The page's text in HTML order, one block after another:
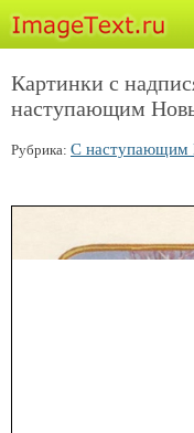
Картинки с
наступающим
Рубрика: С наступающим